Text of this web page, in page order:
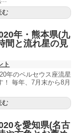
む
年・熊本県(九
間と流れ星の見
ト
年のペルセウス座流星
毎年、7月末から8月
む
を愛知県(名古